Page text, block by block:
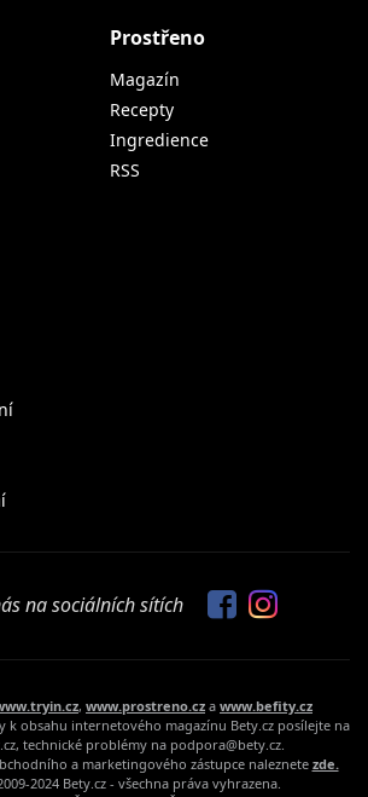
Prostřeno
Magazín
Recepty
Ingredience
RSS
na sociálních sítích
, www.prostreno.cz a www.befity.cz
k obsahu internetového magazínu Bety.cz posílejte na
technické problémy na podpora@bety.cz.
a marketingového zástupce naleznete zde.
2024 Bety.cz - všechna práva vyhrazena.